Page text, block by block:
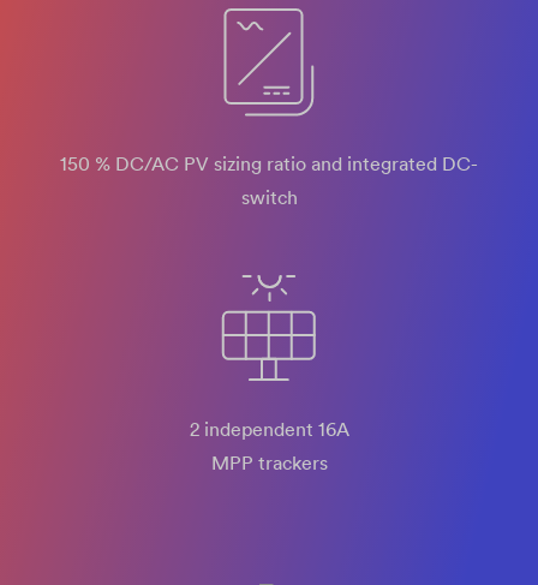
150 % DC/AC PV sizing ratio and integrated DC-
switch
2 independent 16A
MPP trackers